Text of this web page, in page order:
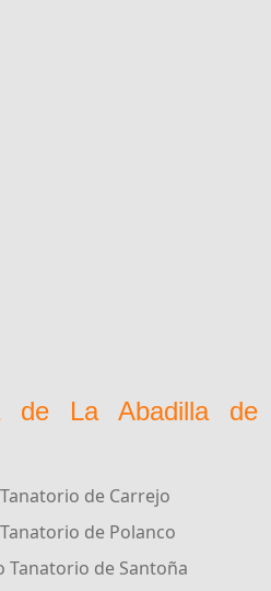
de La Abadilla de
de Carrejo
de Polanco
Tanatorio de Santoña